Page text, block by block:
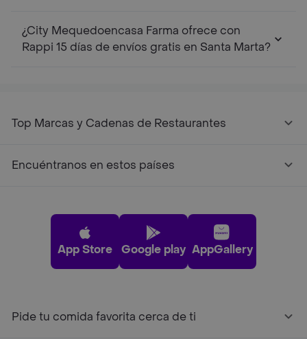
¿City Mequedoencasa Farma ofrece con
Rappi 15 días de envíos gratis en Santa Marta?
Top Marcas y Cadenas de Restaurantes
Encuéntranos en estos países
App Store Google play AppGallery
Pide tu comida favorita cerca de ti